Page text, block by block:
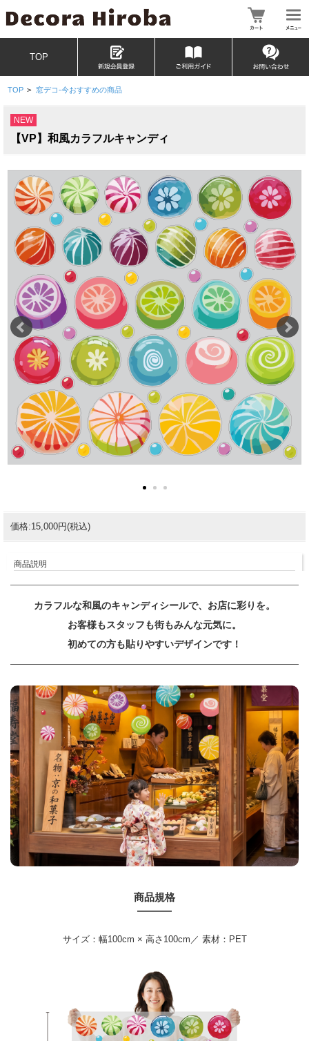
TOP
TOP > 窓デコ-今おすすめの商品
NEW
【VP】和風カラフルキャンディ
価格:15,000円(税込)
商品説明
カラフルな和風のキャンディシールで、お店に彩りを。
お客様もスタッフも街もみんな元気に。
初めての方も貼りやすいデザインです！
商品規格
サイズ：幅100cm × 高さ100cm／ 素材：PET